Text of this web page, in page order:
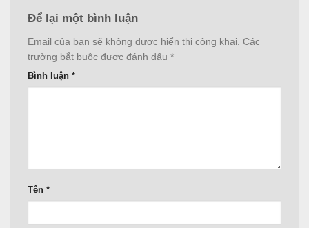
Để lại một bình luận
Email của bạn sẽ không được hiển thị công khai. Các
trường bắt buộc được đánh dấu *
Bình luận *
Tên *